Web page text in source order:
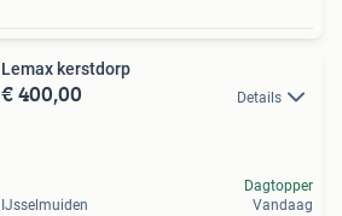
Lemax kerstdorp
€ 400,00 Details
IJsselmuiden
Dagtopper
Vandaag